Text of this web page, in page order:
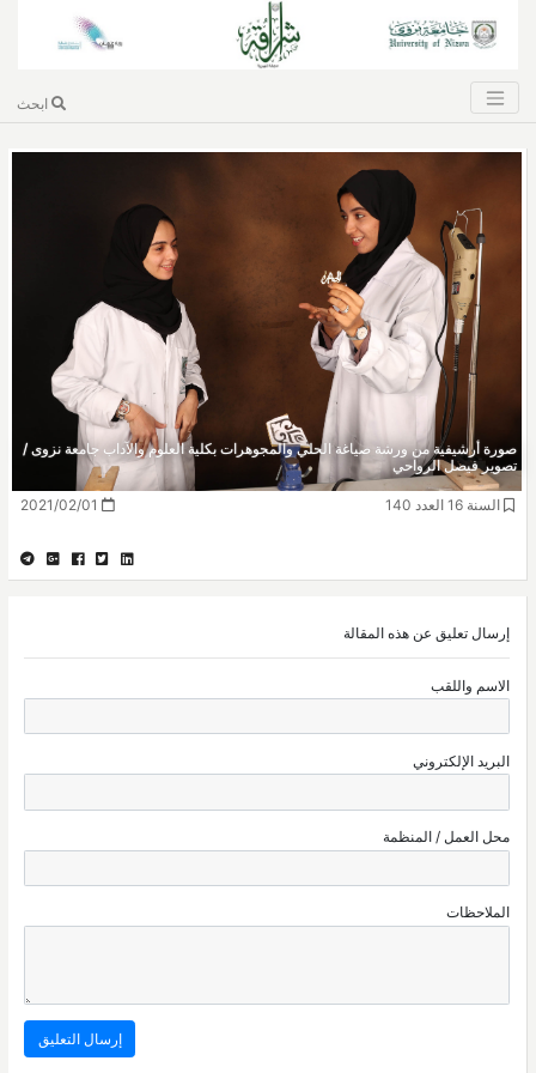
ابحث
صورة أرشيفية من ورشة صياغة الحلي والمجوهرات بكلية العلوم والآداب جامعة نزوى /
تصوير فيصل الرواحي
السنة 16 العدد 140
إرسال تعليق عن هذه المقالة
الاسم واللقب
البريد الإلكتروني
محل العمل / المنظمة
الملاحظات